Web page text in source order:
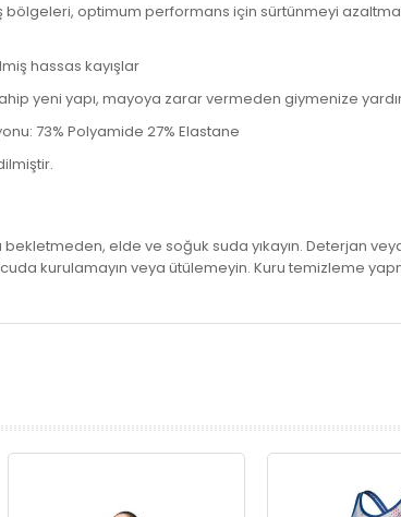
bölgeleri, optimum performans için sürtünmeyi
hassas kayışlar
yeni yapı, mayoya zarar vermeden giymenize
73% Polyamide 27% Elastane
bekletmeden, elde ve soğuk suda yıkayın. Deterjan
kurulamayın veya ütülemeyin. Kuru temizleme